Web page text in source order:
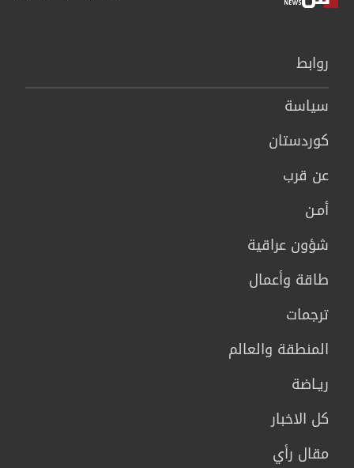
روابط
سیاسة
كوردستان
عن قرب
أمـن
شؤون عراقية
طاقة وأعمال
ترجمات
المنطقة والعالم
ريـاضة
كل الاخبار
مقال رأي